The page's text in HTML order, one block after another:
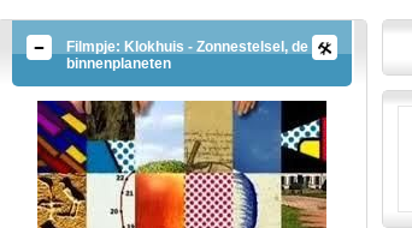
Filmpje: Klokhuis - Zonnestelsel, de
binnenplaneten